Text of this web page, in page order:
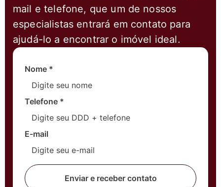
mail e telefone, que um de nossos
especialistas entrará em contato para
ajudá-lo a encontrar o imóvel ideal.
Nome *
Telefone *
E-mail
Enviar e receber contato